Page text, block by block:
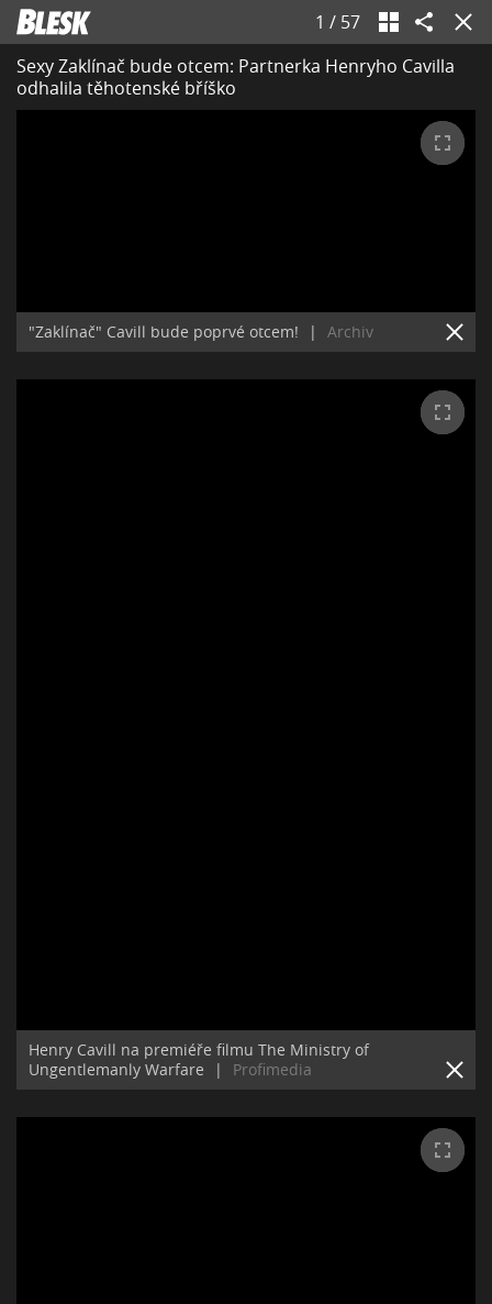
1 / 57
Sexy Zaklínač bude otcem: Partnerka Henryho Cavilla
odhalila těhotenské bříško
"Zaklínač" Cavill bude poprvé otcem! | Archiv
Henry Cavill na premiéře filmu The Ministry of
Ungentlemanly Warfare
| Profimedia